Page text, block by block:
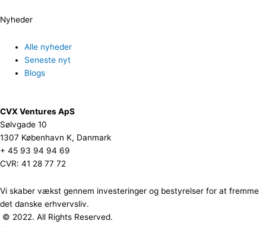
Nyheder
Alle nyheder
Seneste nyt
Blogs
CVX Ventures ApS
Sølvgade 10
1307 København K, Danmark
+ 45 93 94 94 69
CVR: 41 28 77 72
Vi skaber vækst gennem investeringer og bestyrelser for at fremme
det danske erhvervsliv.
© 2022. All Rights Reserved.